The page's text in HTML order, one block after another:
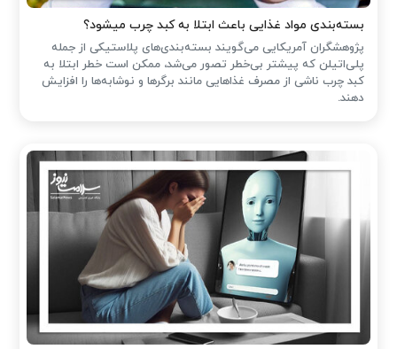
بسته‌بندی مواد غذایی باعث ابتلا به کبد چرب میشود؟
پژوهشگران آمریکایی می‌گویند بسته‌بندی‌های پلاستیکی از جمله
پلی‌اتیلن که پیشتر بی‌خطر تصور می‌شد، ممکن است خطر ابتلا به
کبد چرب ناشی از مصرف غذاهایی مانند برگرها و نوشابه‌ها را افزایش
دهند.